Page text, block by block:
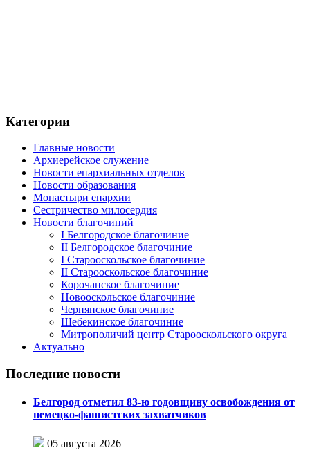
Категории
Главные новости
Архиерейское служение
Новости епархиальных отделов
Новости образования
Монастыри епархии
Сестричество милосердия
Новости благочиний
I Белгородское благочиние
II Белгородское благочиние
I Старооскольское благочиние
II Старооскольское благочиние
Корочанское благочиние
Новооскольское благочиние
Чернянское благочиние
Шебекинское благочиние
Митрополичий центр Старооскольского округа
Актуально
Последние новости
Белгород отметил 83-ю годовщину освобождения от
немецко-фашистских захватчиков
05 августа 2026